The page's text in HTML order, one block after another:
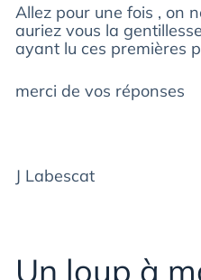
Allez pour une fois , on
auriez vous la
ayant lu ces premières
merci de vos réponses
J Labescat
Un loup à